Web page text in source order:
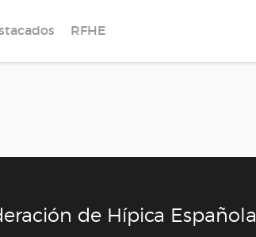
RFHE
de Hípica Española